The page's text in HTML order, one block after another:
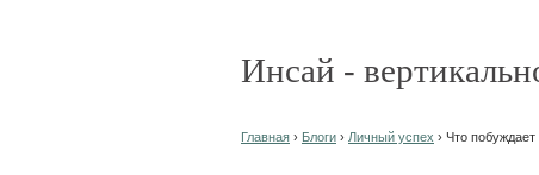
Инсай -
Главная › Блоги › Личный успех › Что